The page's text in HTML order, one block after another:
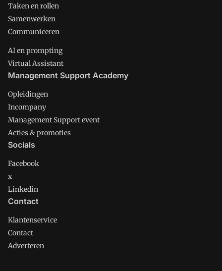
Taken en rollen
Samenwerken
Communiceren
AI en prompting
Virtual Assistant
Management Support Academy
Opleidingen
Incompany
Management Support event
Acties & promoties
Socials
Facebook
x
Linkedin
Contact
Klantenservice
Contact
Adverteren